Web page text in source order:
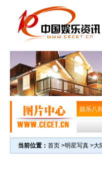
娱乐八
当前位置： 首页 >明星写真 >大